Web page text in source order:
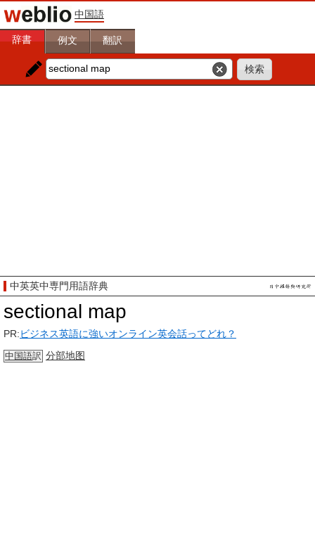
中国語
辞書 例文 翻訳
中英英中専門用語辞典
sectional map
PR:ビジネス英語に強いオンライン英会話ってどれ？
中国語訳 分部地图